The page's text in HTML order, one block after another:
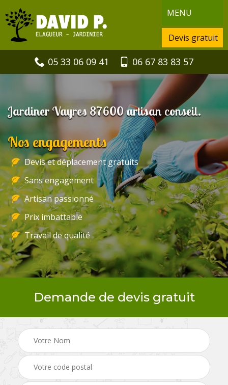
MENU
Devis gratuit
05 33 06 09 41 06 67 83 83 57
Jardiner Vayres 87600 artisan conseil.
Nos engagements
Devis et déplacement gratuits
Sans engagement
Artisan passionné
Prix imbattable
Travail de qualité
Demande de devis gratuit